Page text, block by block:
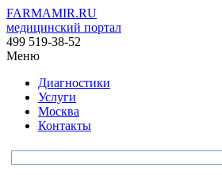
FARMAMIR.RU
медицинский портал
499 519-38-52
Меню
Диагностики
Услуги
Москва
Контакты